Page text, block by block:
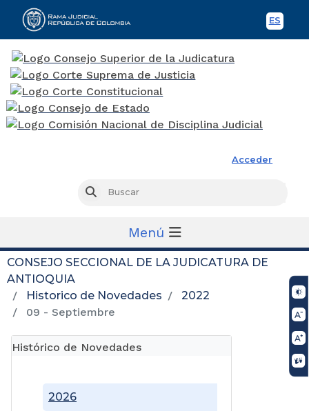
ES
Acceder
Buscar
Menú
CONSEJO SECCIONAL DE LA JUDICATURA DE
ANTIOQUIA
Historico de Novedades
2022
09 - Septiembre
Histórico de Novedades
2026